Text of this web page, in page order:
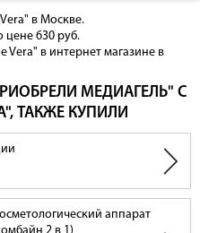
в Москве.
цене 630 руб.
Vera" в интернет магазине в
МЕДИАГЕЛЬ" С
ТАКЖЕ КУПИЛИ
аппарат